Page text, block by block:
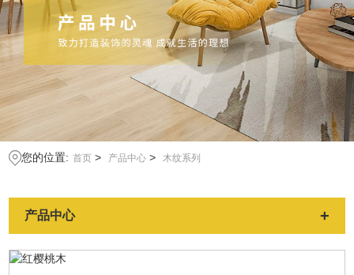
您的位置: 首页 > 产品中心 > 木纹系列
产品中心 +